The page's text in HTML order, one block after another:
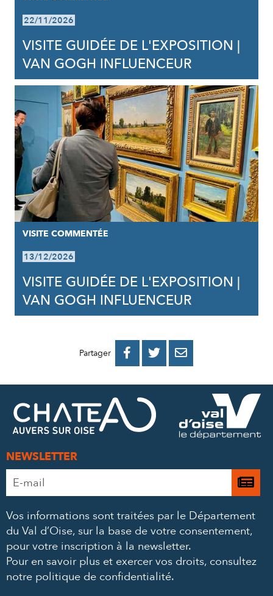
22/11/2026
VISITE GUIDÉE DE L'EXPOSITION |
VAN GOGH INFLUENCEUR
VISITE COMMENTÉE
13/12/2026
VISITE GUIDÉE DE L'EXPOSITION |
VAN GOGH INFLUENCEUR
Partager 
PARTAGER
FACEBOOK
PARTAGER
PARTAGER
MAIL
NEWSLETTER
Adresse
e-
*
Je
à
Vos informations sont traitées par le Département
du Val d’Oise, sur la base de votre consentement,
pour votre inscription à la newsletter.
Pour en savoir plus et exercer vos droits, consultez
notre politique de confidentialité.